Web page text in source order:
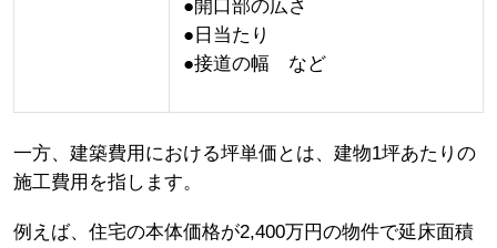
●開口部の広さ
●日当たり
●接道の幅 など
一方、建築費用における坪単価とは、建物1坪あたりの
施工費用を指します。
例えば、住宅の本体価格が2,400万円の物件で延床面積